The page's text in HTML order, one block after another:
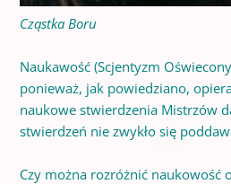
Cząstka Boru
Naukawość (Scjentyzm
ponieważ, jak powiedziano,
naukowe stwierdzenia Mistrzów
stwierdzeń nie zwykło się
Czy można rozróżnić naukowość